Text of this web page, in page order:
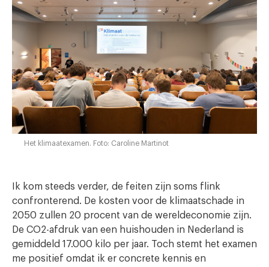
Het klimaatexamen. Foto: Caroline Martinot
Ik kom steeds verder, de feiten zijn soms flink
confronterend. De kosten voor de klimaatschade in
2050 zullen 20 procent van de wereldeconomie zijn.
De CO2-afdruk van een huishouden in Nederland is
gemiddeld 17.000 kilo per jaar. Toch stemt het examen
me positief omdat ik er concrete kennis en